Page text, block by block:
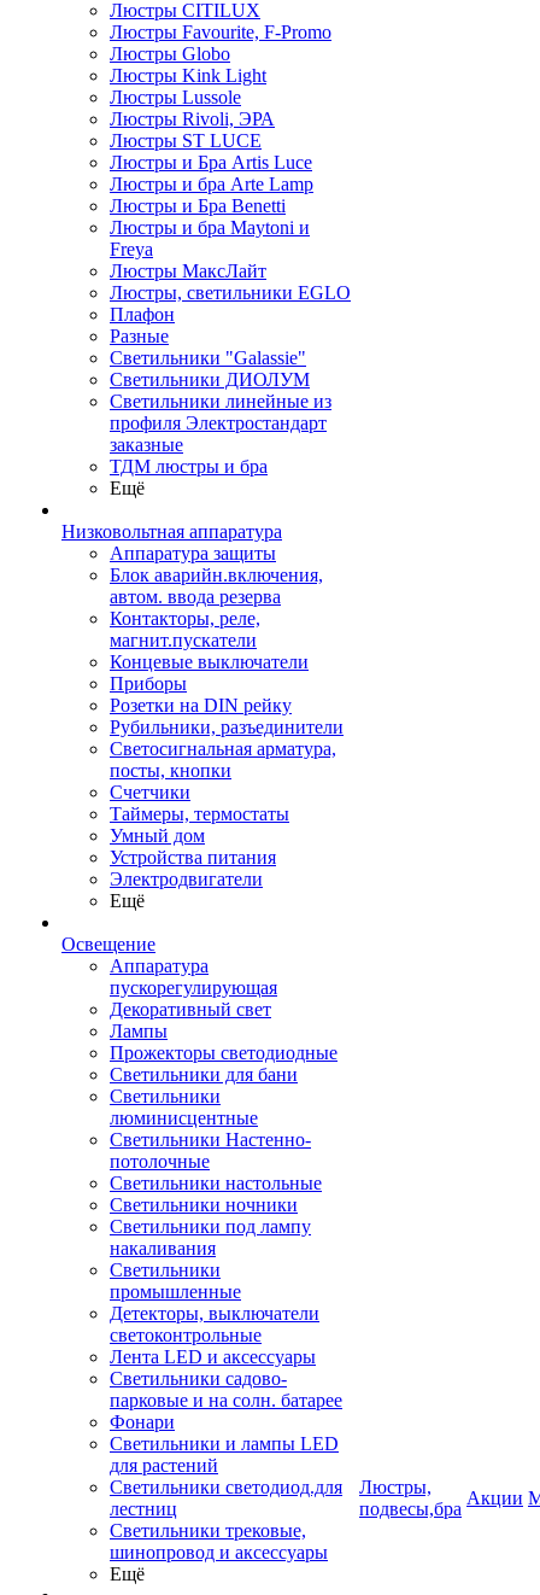
Люстры CITILUX
Люстры Favourite, F-Promo
Люстры Globo
Люстры Kink Light
Люстры Lussole
Люстры Rivoli, ЭРА
Люстры ST LUCE
Люстры и Бра Artis Luce
Люстры и бра Arte Lamp
Люстры и Бра Benetti
Люстры и бра Maytoni и
Freya
Люстры МаксЛайт
Люстры, светильники EGLO
Плафон
Разные
Светильники "Galassie"
Светильники ДИОЛУМ
Светильники линейные из
профиля Электростандарт
заказные
ТДМ люстры и бра
Ещё
Низковольтная аппаратура
Аппаратура защиты
Блок аварийн.включения,
автом. ввода резерва
Контакторы, реле,
магнит.пускатели
Концевые выключатели
Приборы
Розетки на DIN рейку
Рубильники, разъединители
Светосигнальная арматура,
посты, кнопки
Счетчики
Таймеры, термостаты
Умный дом
Устройства питания
Электродвигатели
Ещё
Освещение
Аппаратура
пускорегулирующая
Декоративный свет
Лампы
Прожекторы светодиодные
Светильники для бани
Светильники
люминисцентные
Светильники Настенно-
потолочные
Светильники настольные
Светильники ночники
Светильники под лампу
накаливания
Светильники
промышленные
Детекторы, выключатели
светоконтрольные
Лента LED и аксессуары
Светильники садово-
парковые и на солн. батарее
Фонари
Светильники и лампы LED
для растений
Светильники светодиод.для
лестниц
Светильники трековые,
шинопровод и аксессуары
Ещё
Люстры,
подвесы,бра
Акции